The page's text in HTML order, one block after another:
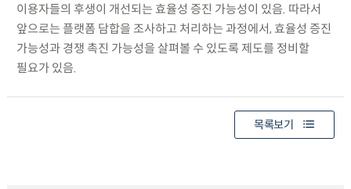
이용자들의 후생이 개선되는 효율성 증진 가능성이 있음. 따라서
앞으로는 플랫폼 담합을 조사하고 처리하는 과정에서, 효율성 증진
가능성과 경쟁 촉진 가능성을 살펴볼 수 있도록 제도를 정비할
필요가 있음.
목록보기